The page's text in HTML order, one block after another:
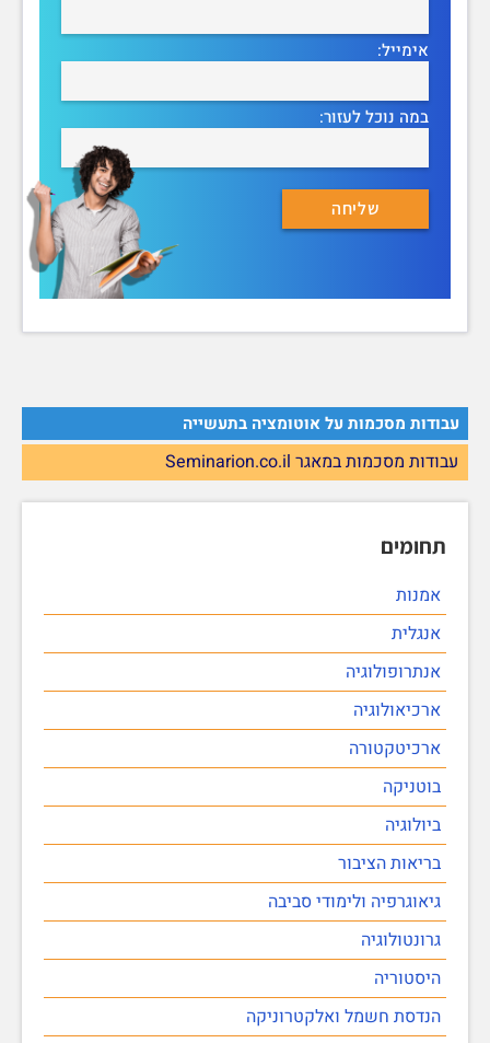
עבודות מסכמות על אוטומציה בתעשייה
עבודות מסכמות במאגר Seminarion.co.il
תחומים
אמנות
אנגלית
אנתרופולוגיה
ארכיאולוגיה
ארכיטקטורה
בוטניקה
ביולוגיה
בריאות הציבור
גיאוגרפיה ולימודי סביבה
גרונטולוגיה
היסטוריה
הנדסת חשמל ואלקטרוניקה
אימייל:
במה נוכל לעזור: